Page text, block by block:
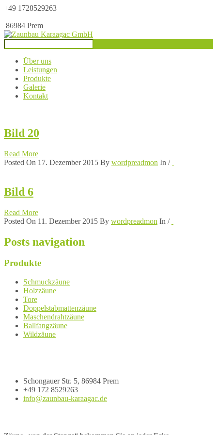
+49 1728529263
86984 Prem
Über uns
Leistungen
Produkte
Galerie
Kontakt
Bild 20
Read More
Posted On 17. Dezember 2015 By wordpreadmon In /
Bild 6
Read More
Posted On 11. Dezember 2015 By wordpreadmon In /
Posts navigation
Produkte
Schmuckzäune
Holzzäune
Tore
Doppelstabmattenzäune
Maschendrahtzäune
Ballfangzäune
Wildzäune
Schongauer Str. 5, 86984 Prem
+49 172 8529263
info@zaunbau-karaagac.de